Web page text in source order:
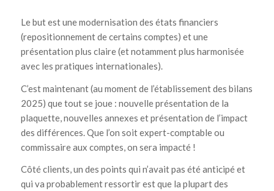
Le but est une modernisation des états financiers
(repositionnement de certains comptes) et une
présentation plus claire (et notamment plus harmonisée
avec les pratiques internationales).
C’est maintenant (au moment de l’établissement des bilans
2025) que tout se joue : nouvelle présentation de la
plaquette, nouvelles annexes et présentation de l’impact
des différences. Que l’on soit expert-comptable ou
commissaire aux comptes, on sera impacté !
Côté clients, un des points qui n’avait pas été anticipé et
qui va probablement ressortir est que la plupart des